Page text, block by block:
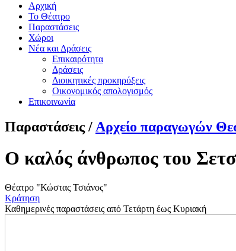
Αρχική
Το Θέατρο
Παραστάσεις
Χώροι
Νέα και Δράσεις
Επικαιρότητα
Δράσεις
Διοικητικές προκηρύξεις
Οικονομικός απολογισμός
Επικοινωνία
Παραστάσεις / Αρχείο παραγωγών
Ο καλός άνθρωπος του
Θέατρο "Κώστας Τσιάνος"
Κράτηση
Καθημερινές παραστάσεις από Τετάρτη έως Κυριακή